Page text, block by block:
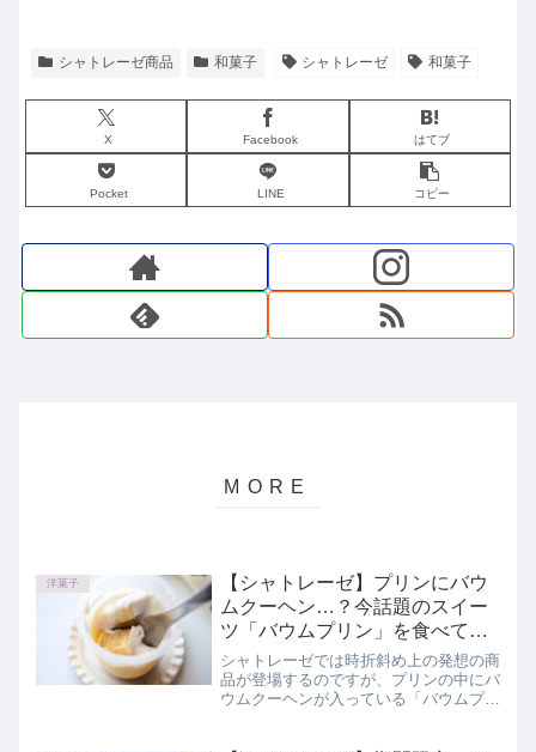
シャトレーゼ商品 和菓子 シャトレーゼ 和菓子
X Facebook はてブ
Pocket LINE コピー
洋菓子
【シャトレーゼ】プリンにバウ
ムクーヘン…？今話題のスイー
ツ「バウムプリン」を食べてみ
た
シャトレーゼでは時折斜め上の発想の商
品が登場するのですが、プリンの中にバ
ウムクーヘンが入っている「バウムプリ